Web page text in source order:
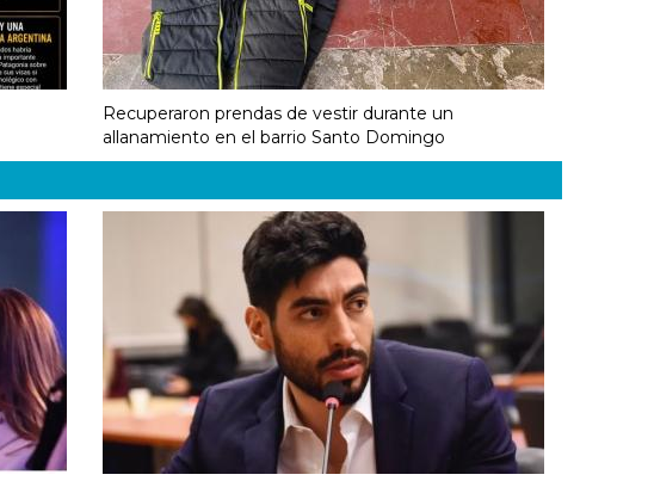
Recuperaron prendas de vestir durante un
allanamiento en el barrio Santo Domingo